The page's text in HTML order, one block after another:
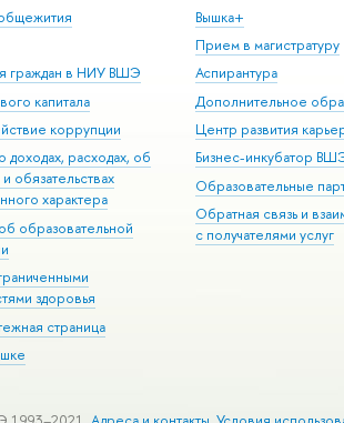
граждан в НИУ ВШЭ
капитала
коррупции
доходах, расходах, об
обязательствах
характера
образовательной
здоровья
страница
Вышка+
Прием в магистратуру
Аспирантура
Дополнительное
Центр развития
Бизнес-инкубатор
Образовательные
Обратная связь и
с получателями услуг